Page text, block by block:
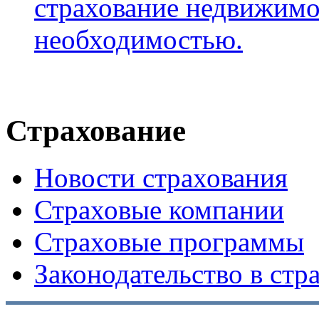
страхование
необходимостью.
Страхование
Новости страхования
Страховые компании
Страховые программы
Законодательство в